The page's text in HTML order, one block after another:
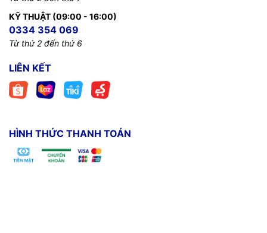
KỸ THUẬT (09:00 - 16:00)
0334 354 069
Từ thứ 2 đến thứ 6
LIÊN KẾT
HÌNH THỨC THANH TOÁN